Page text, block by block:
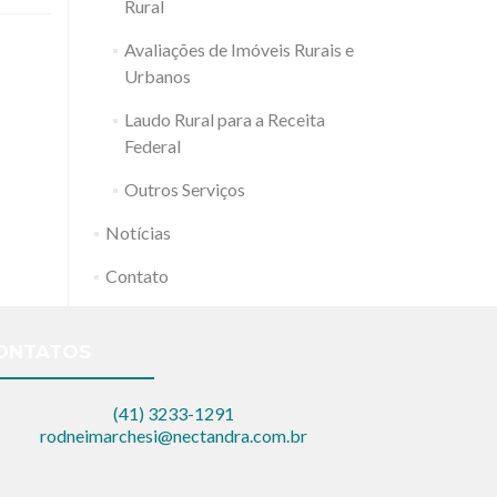
Rural
Avaliações de Imóveis Rurais e
Urbanos
Laudo Rural para a Receita
Federal
Outros Serviços
Notícias
Contato
(41) 3233-1291
rodneimarchesi@nectandra.com.br